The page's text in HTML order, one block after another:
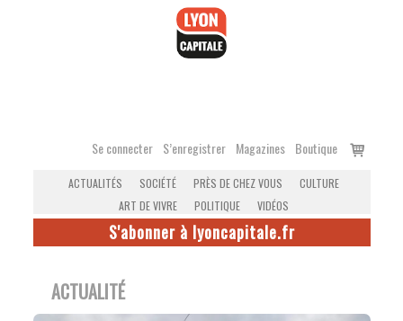
Se connecter S’enregistrer Magazines Boutique
Voir
ACTUALITÉS SOCIÉTÉ PRÈS DE CHEZ VOUS
CULTURE
ART DE VIVRE
POLITIQUE VIDÉOS
S'abonner à lyoncapitale.fr
ACTUALITÉ